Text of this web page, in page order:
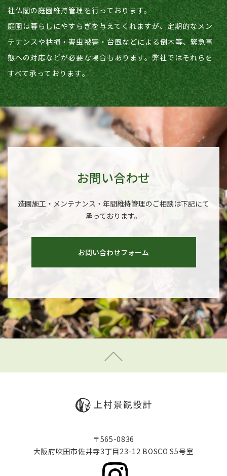
社仏閣の庭園維持管理を行っております。
​​​​​​​庭園は暮らしにやすらぎを与えてくれますが、定期的なメン
テナンスや枯損‧害虫被害‧台風などによる倒木等、緊急事
態への対応などが必要な場合もあります。弊社ではそれらを
すべて承っております。
お問い合わせ
造園施工‧メンテナンス‧年間維持管理のご相談は下記にて
承っております。
お問い合わせフォーム
〒565-0836
​​​​​​​大阪府吹田市佐井寺3丁目23-12 BOSCO S5号室